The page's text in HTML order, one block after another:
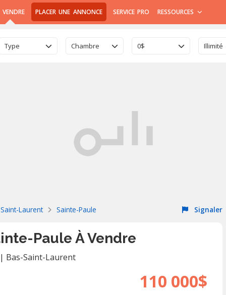
PLACER UNE ANNONCE SERVICE PRO RESSOURCES
Type Chambre 0$ Illimité
Laurent Sainte-Paule Signaler
Paule À Vendre
Bas-Saint-Laurent
110 000$